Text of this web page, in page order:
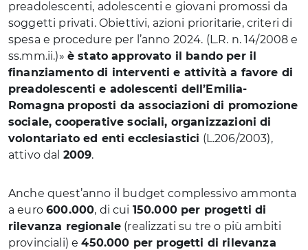
preadolescenti, adolescenti e giovani promossi da
soggetti privati. Obiettivi, azioni prioritarie, criteri di
spesa e procedure per l’anno 2024. (L.R. n. 14/2008 e
ss.mm.ii.)» è stato approvato il bando per il
finanziamento di interventi e attività a favore di
preadolescenti e adolescenti dell’Emilia-
Romagna proposti da associazioni di promozione
sociale, cooperative sociali, organizzazioni di
volontariato ed enti ecclesiastici (L.206/2003),
attivo dal 2009.
Anche quest’anno il budget complessivo ammonta
a euro600.000, di cui 150.000 per progetti di
rilevanza regionale (realizzati su tre o più ambiti
provinciali) e450.000 per progetti di rilevanza